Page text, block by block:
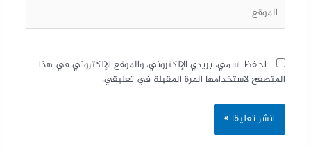
احفظ اسمي، بريدي الإلكتروني، والموقع الإلكتروني في هذا
المتصفح لاستخدامها المرة المقبلة في تعليقي.